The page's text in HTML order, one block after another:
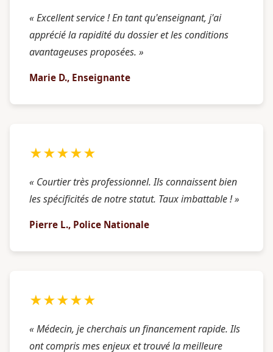
« Excellent service ! En tant qu'enseignant, j'ai
apprécié la rapidité du dossier et les conditions
avantageuses proposées. »
Marie D., Enseignante
★★★★★
« Courtier très professionnel. Ils connaissent bien
les spécificités de notre statut. Taux imbattable ! »
Pierre L., Police Nationale
★★★★★
« Médecin, je cherchais un financement rapide. Ils
ont compris mes enjeux et trouvé la meilleure